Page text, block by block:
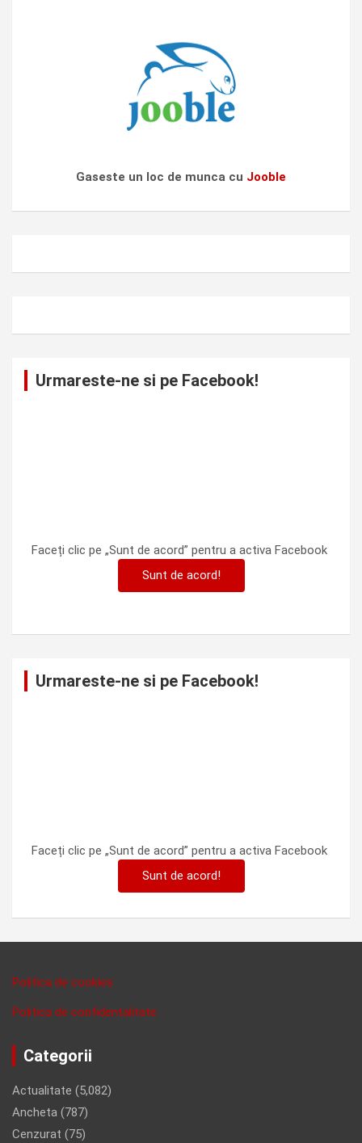
Gaseste un loc de munca cu Jooble
Urmareste-ne si pe Facebook!
Faceți clic pe „Sunt de acord” pentru a activa Facebook
Sunt de acord!
Urmareste-ne si pe Facebook!
Faceți clic pe „Sunt de acord” pentru a activa Facebook
Sunt de acord!
Politica de cookies
Politica de confidentalitate
Categorii
Actualitate (5,082)
Ancheta (787)
Cenzurat (75)